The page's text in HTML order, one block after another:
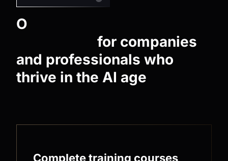
O
for companies
and professionals who
thrive in the AI age
Complete training courses